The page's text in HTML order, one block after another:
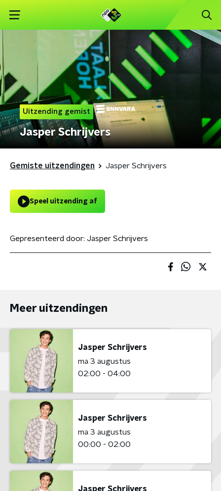
Uitzending gemist
Jasper Schrijvers
Gemiste uitzendingen Jasper Schrijvers
Speel uitzending af
Gepresenteerd door: Jasper Schrijvers
Meer uitzendingen
Jasper Schrijvers
ma 3 augustus
02:00 - 04:00
Jasper Schrijvers
ma 3 augustus
00:00 - 02:00
Jasper Schrijvers